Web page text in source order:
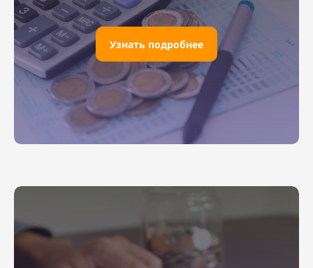
Узнать подробнее